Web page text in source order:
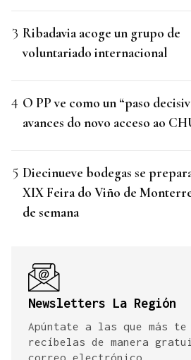
Ribadavia acoge un grupo de
voluntariado internacional
O PP ve como un “paso
avances do novo acceso ao
Diecinueve bodegas se
XIX Feira do Viño de
de semana
Newsletters La Región
Apúntate a las que más
recíbelas de manera
correo electrónico